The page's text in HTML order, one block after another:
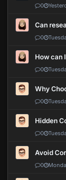
0
Can
0
How can
0
Why
0
Hidden
0
Avoid
0